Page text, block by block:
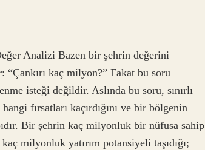
Analizi Bazen bir şehrin değerini
“Çankırı kaç milyon?” Fakat bu soru
isteği değildir. Aslında bu soru, sınırlı
fırsatları kaçırdığını ve bir bölgenin
Bir şehrin kaç milyonluk bir nüfusa sahip
milyonluk yatırım potansiyeli taşıdığı;